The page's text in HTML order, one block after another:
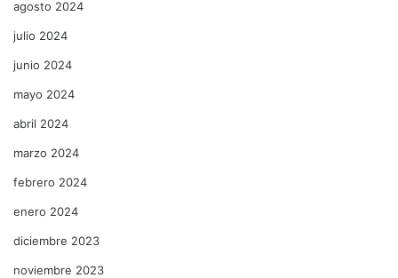
agosto 2024
julio 2024
junio 2024
mayo 2024
abril 2024
marzo 2024
febrero 2024
enero 2024
diciembre 2023
noviembre 2023